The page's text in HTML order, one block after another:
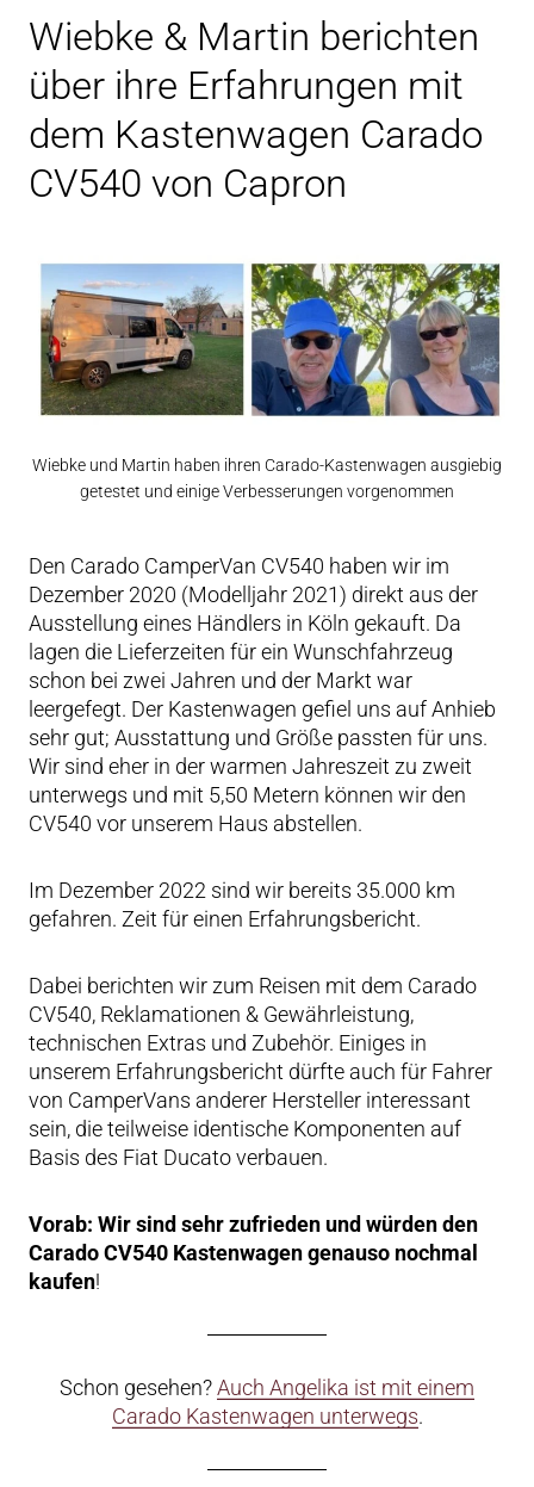
Wiebke & Martin berichten
über ihre Erfahrungen mit
dem Kastenwagen Carado
CV540 von Capron
Wiebke und Martin haben ihren Carado-Kastenwagen ausgiebig
getestet und einige Verbesserungen vorgenommen
Den Carado CamperVan CV540 haben wir im
Dezember 2020 (Modelljahr 2021) direkt aus der
Ausstellung eines Händlers in Köln gekauft. Da
lagen die Lieferzeiten für ein Wunschfahrzeug
schon bei zwei Jahren und der Markt war
leergefegt. Der Kastenwagen gefiel uns auf Anhieb
sehr gut; Ausstattung und Größe passten für uns.
Wir sind eher in der warmen Jahreszeit zu zweit
unterwegs und mit 5,50 Metern können wir den
CV540 vor unserem Haus abstellen.
Im Dezember 2022 sind wir bereits 35.000 km
gefahren. Zeit für einen Erfahrungsbericht.
Dabei berichten wir zum Reisen mit dem Carado
CV540, Reklamationen & Gewährleistung,
technischen Extras und Zubehör. Einiges in
unserem Erfahrungsbericht dürfte auch für Fahrer
von CamperVans anderer Hersteller interessant
sein, die teilweise identische Komponenten auf
Basis des Fiat Ducato verbauen.
Vorab: Wir sind sehr zufrieden und würden den
Carado CV540 Kastenwagen genauso nochmal
kaufen!
Schon gesehen?Auch Angelika ist mit einem
Carado Kastenwagen unterwegs.